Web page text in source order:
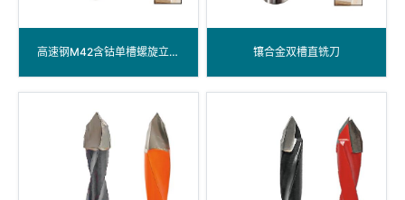
高速钢M42含钴单槽螺旋立铣刀 镶合金双槽直铣刀